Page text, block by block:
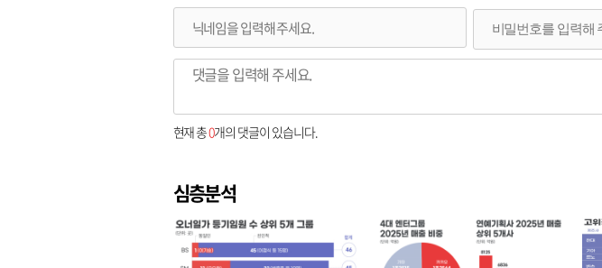
현재 총0개의 댓글이 있습니다.
심층분석